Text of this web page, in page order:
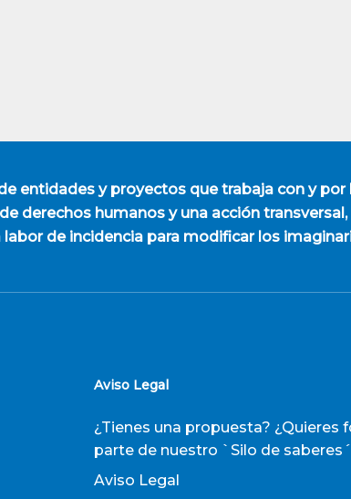
entidades y proyectos que trabaja con y por
derechos humanos y una acción transversal,
labor de incidencia para modificar los
Aviso Legal
¿Tienes una propuesta? ¿Quieres
parte de nuestro `Silo de
Aviso Legal